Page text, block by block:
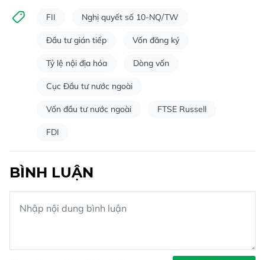
FII Nghị quyết số 10-NQ/TW
Đầu tư gián tiếp Vốn đăng ký
Tỷ lệ nội địa hóa Dòng vốn
Cục Đầu tư nước ngoài
Vốn đầu tư nước ngoài FTSE Russell
FDI
BÌNH LUẬN